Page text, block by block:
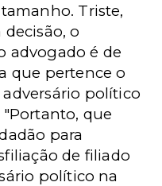
Triste,
o
advogado é de
que pertence o
político
que
para
de filiado
político na